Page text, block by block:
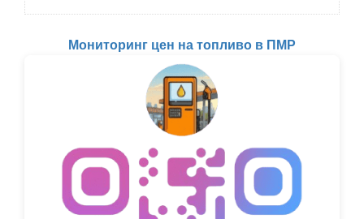
Мониторинг цен на топливо в ПМР